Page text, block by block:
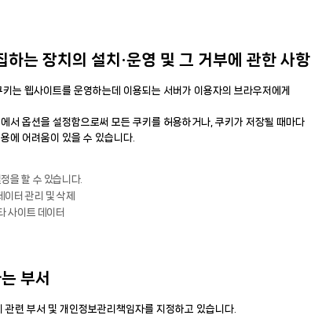
는 장치의 설치·운영 및 그 거부에 관한 사항
는 웹사이트를 운영하는데 이용되는 서버가 이용자의 브라우저에게
서 옵션을 설정함으로써 모든 쿠키를 허용하거나, 쿠키가 저장될 때마다
에 어려움이 있을 수 있습니다.
을 할 수 있습니다.
터 관리 및 삭제
사이트 데이터
부서
련 부서 및 개인정보관리책임자를 지정하고 있습니다.